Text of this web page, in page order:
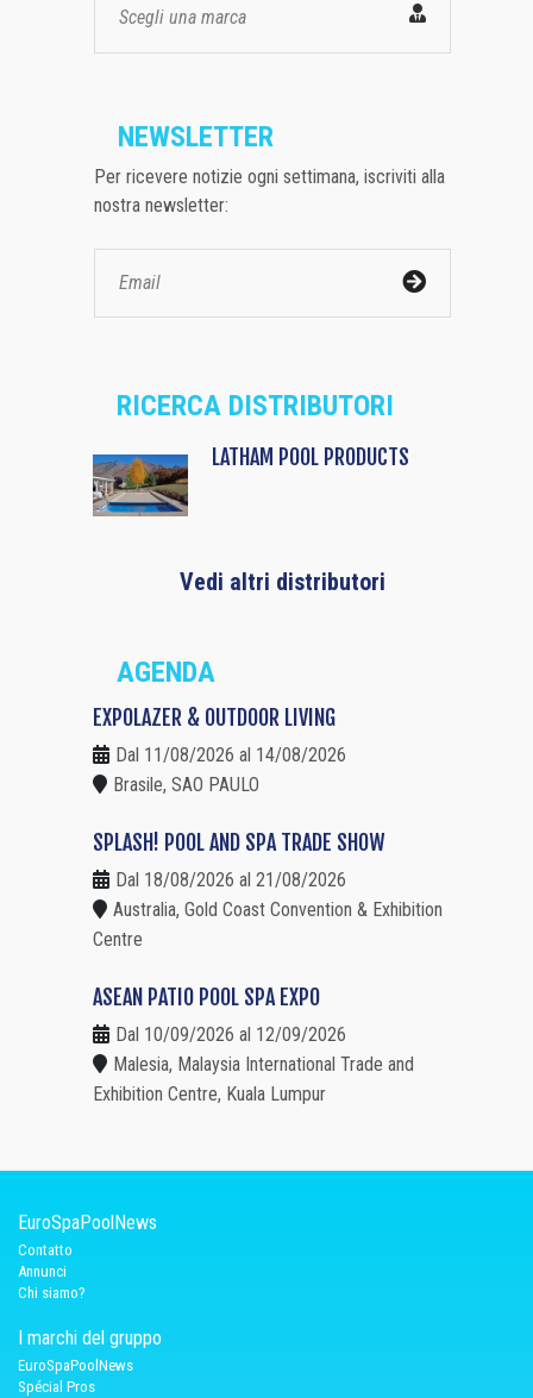
Scegli una marca
NEWSLETTER
Per ricevere notizie ogni settimana, iscriviti alla
nostra newsletter:
RICERCA DISTRIBUTORI
LATHAM POOL PRODUCTS
Vedi altri distributori
AGENDA
EXPOLAZER & OUTDOOR LIVING
Dal 11/08/2026 al 14/08/2026
Brasile, SAO PAULO
SPLASH! POOL AND SPA TRADE SHOW
Dal 18/08/2026 al 21/08/2026
Australia, Gold Coast Convention & Exhibition
Centre
ASEAN PATIO POOL SPA EXPO
Dal 10/09/2026 al 12/09/2026
Malesia, Malaysia International Trade and
Exhibition Centre, Kuala Lumpur
EuroSpaPoolNews
Contatto
Annunci
Chi siamo?
I marchi del gruppo
EuroSpaPoolNews
Spécial Pros